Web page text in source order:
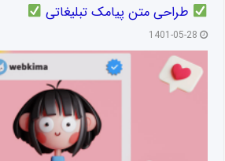
طراحی متن پیامک تبلیغاتی
1401-05-28